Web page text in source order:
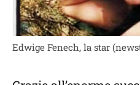
Edwige Fenech, la star